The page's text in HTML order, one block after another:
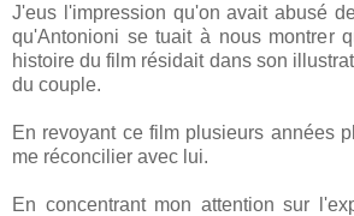
J'eus l'impression qu'on avait abusé
qu'Antonioni se tuait à nous montrer
histoire du film résidait dans son
du couple.
En revoyant ce film plusieurs années
me réconcilier avec lui.
En concentrant mon attention sur